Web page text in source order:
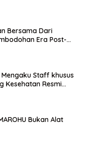
Bersama Dari
Era Post-
Staff khusus
Kesehatan Resmi
Bukan Alat